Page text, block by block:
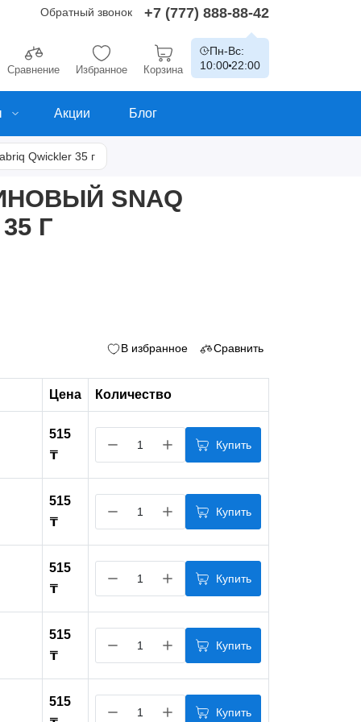
Обратный звонок +7 (777) 888-88-42
Сравнение Избранное Корзина
Пн-Вс:
10:00 22:00
Акции Блог
Qwickler 35 г
SNAQ
Г
В избранное Сравнить
Цена Количество
515
₸
Купить
515
₸
Купить
515
₸
Купить
515
₸
Купить
515
Купить